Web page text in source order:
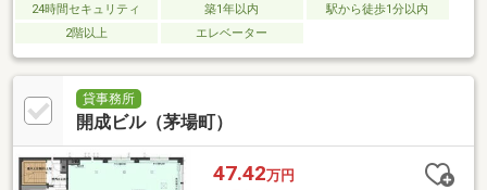
24時間セキュリティ 築1年以内
駅から徒歩1分以内
2階以上
エレベーター
貸事務所
開成ビル（茅場町）
47.42万円